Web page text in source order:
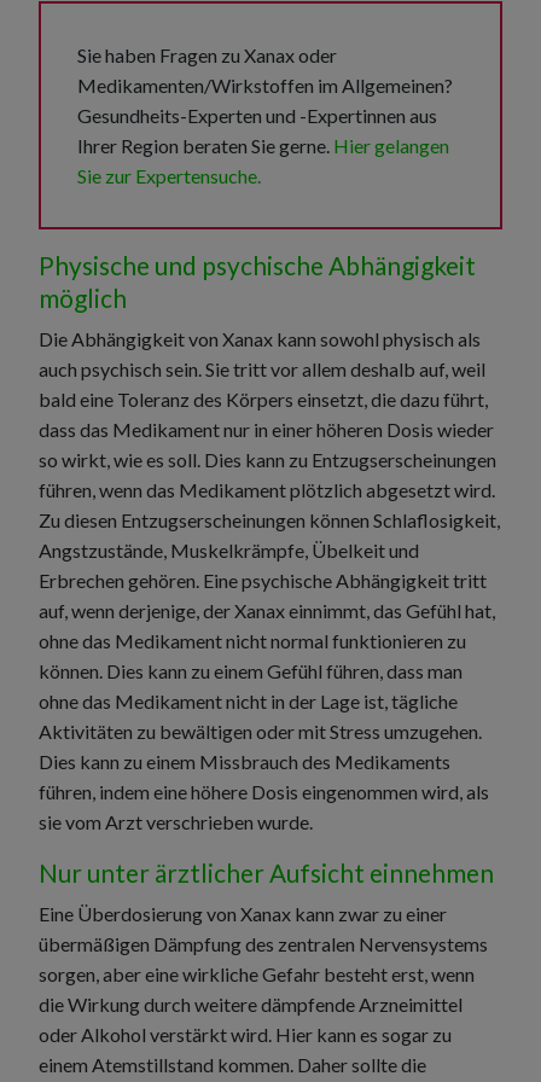
Sie haben Fragen zu Xanax oder
Medikamenten/Wirkstoffen im Allgemeinen?
Gesundheits-Experten und -Expertinnen aus
Ihrer Region beraten Sie gerne. Hier gelangen
Sie zur Expertensuche.
Physische und psychische Abhängigkeit
möglich
Die Abhängigkeit von Xanax kann sowohl physisch als
auch psychisch sein. Sie tritt vor allem deshalb auf, weil
bald eine Toleranz des Körpers einsetzt, die dazu führt,
dass das Medikament nur in einer höheren Dosis wieder
so wirkt, wie es soll. Dies kann zu Entzugserscheinungen
führen, wenn das Medikament plötzlich abgesetzt wird.
Zu diesen Entzugserscheinungen können Schlaflosigkeit,
Angstzustände, Muskelkrämpfe, Übelkeit und
Erbrechen gehören. Eine psychische Abhängigkeit tritt
auf, wenn derjenige, der Xanax einnimmt, das Gefühl hat,
ohne das Medikament nicht normal funktionieren zu
können. Dies kann zu einem Gefühl führen, dass man
ohne das Medikament nicht in der Lage ist, tägliche
Aktivitäten zu bewältigen oder mit Stress umzugehen.
Dies kann zu einem Missbrauch des Medikaments
führen, indem eine höhere Dosis eingenommen wird, als
sie vom Arzt verschrieben wurde.
Nur unter ärztlicher Aufsicht einnehmen
Eine Überdosierung von Xanax kann zwar zu einer
übermäßigen Dämpfung des zentralen Nervensystems
sorgen, aber eine wirkliche Gefahr besteht erst, wenn
die Wirkung durch weitere dämpfende Arzneimittel
oder Alkohol verstärkt wird. Hier kann es sogar zu
einem Atemstillstand kommen. Daher sollte die